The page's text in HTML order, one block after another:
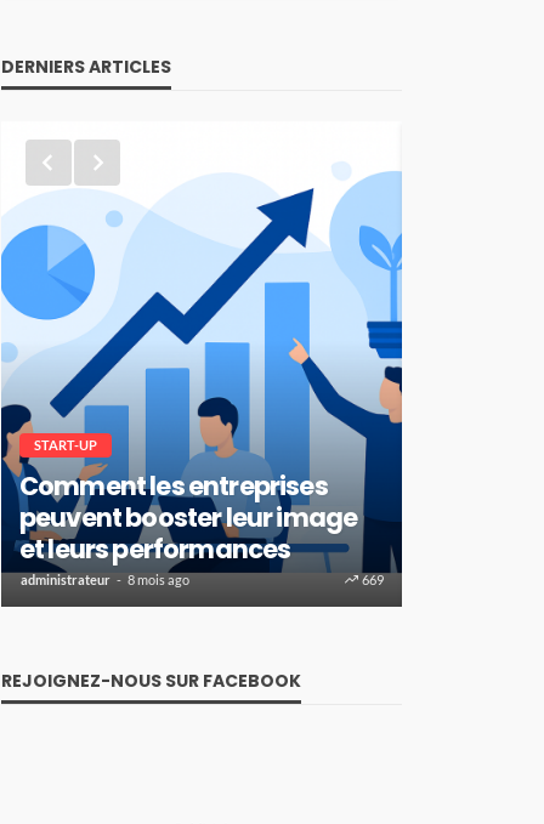
DERNIERS ARTICLES
START-UP
Comment les entreprises
peuvent booster leur image
et leurs performances
administrateur 8 mois ago 669
REJOIGNEZ-NOUS SUR FACEBOOK